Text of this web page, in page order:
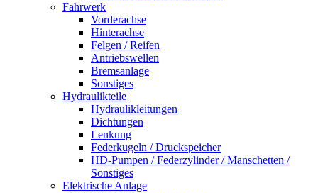
Fahrwerk
Vorderachse
Hinterachse
Felgen / Reifen
Antriebswellen
Bremsanlage
Sonstiges
Hydraulikteile
Hydraulikleitungen
Dichtungen
Lenkung
Federkugeln / Druckspeicher
HD-Pumpen / Federzylinder / Manschetten /
Sonstiges
Elektrische Anlage